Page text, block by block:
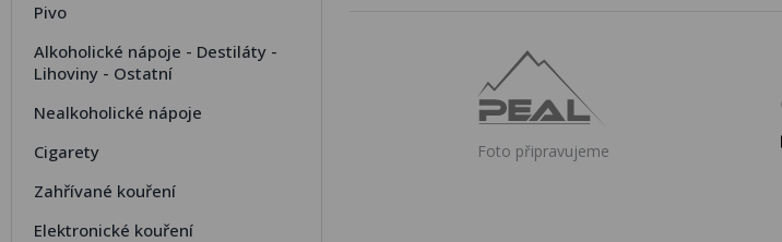
Pivo
Alkoholické nápoje - Destiláty -
Lihoviny - Ostatní
Nealkoholické nápoje
Cigarety
Zahřívané kouření
Elektronické kouření
Foto připravujeme